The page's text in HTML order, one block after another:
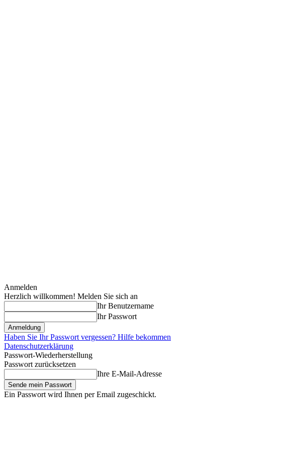
Anmelden
Herzlich willkommen! Melden Sie sich an
Ihr Benutzername
Ihr Passwort
Haben Sie Ihr Passwort vergessen? Hilfe bekommen
Datenschutzerklärung
Passwort-Wiederherstellung
Passwort zurücksetzen
Ihre E-Mail-Adresse
Ein Passwort wird Ihnen per Email zugeschickt.